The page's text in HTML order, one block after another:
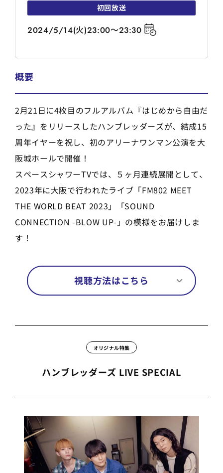
初回放送
2024/5/14(火)23:00～23:30
概要
2月21日に4枚目のフルアルバム『はじめから自由だ
った』をリリースしたハンブレッダーズが、結成15
周年イヤーを祝し、初のアリーナワンマン公演を大
阪城ホールで開催！
スペースシャワーTVでは、５ヶ月連続展開として、
2023年に大阪で行われたライブ「FM802 MEET
THE WORLD BEAT 2023」「SOUND
CONNECTION -BLOW UP-」の模様をお届けしま
す！
視聴方法はこちら
オリジナル特集
ハンブレッダーズ LIVE SPECIAL